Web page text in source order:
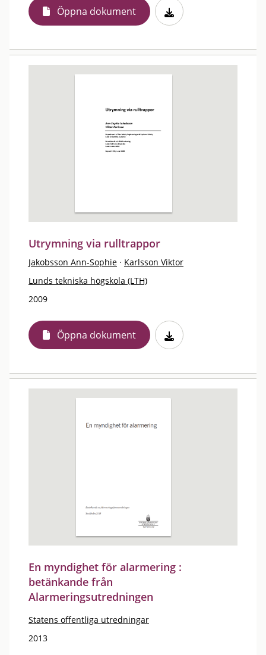
Öppna dokument
Utrymning via rulltrappor
Jakobsson Ann-Sophie · Karlsson Viktor
Lunds tekniska högskola (LTH)
2009
Öppna dokument
En myndighet för alarmering :
betänkande från
Alarmeringsutredningen
Statens offentliga utredningar
2013